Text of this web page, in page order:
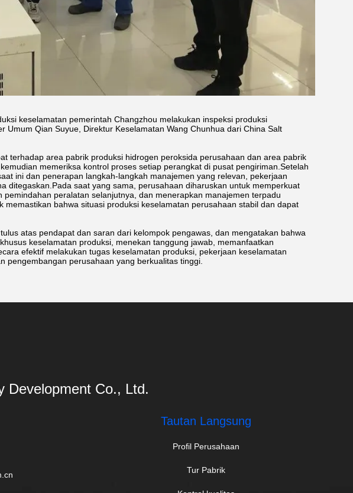
keselamatan pemerintah Changzhou melakukan inspeksi produksi
Umum Qian Suyue, Direktur Keselamatan Wang Chunhua dari China Salt
terhadap area pabrik produksi hidrogen peroksida perusahaan dan area pabrik
memeriksa kontrol proses setiap perangkat di pusat pengiriman.Setelah
ini dan penerapan langkah-langkah manajemen yang relevan, pekerjaan
ditegaskan.Pada saat yang sama, perusahaan diharuskan untuk memperkuat
peralatan selanjutnya, dan menerapkan manajemen terpadu
bahwa situasi produksi keselamatan perusahaan stabil dan dapat
atas pendapat dan saran dari kelompok pengawas, dan mengatakan bahwa
keselamatan produksi, menekan tanggung jawab, memanfaatkan
efektif melakukan tugas keselamatan produksi, pekerjaan keselamatan
pengembangan perusahaan yang berkualitas tinggi.
Development Co., Ltd.
Tautan Langsung
Profil Perusahaan
Tur Pabrik